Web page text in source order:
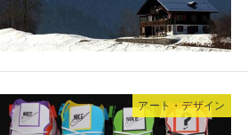
アート・デザイン